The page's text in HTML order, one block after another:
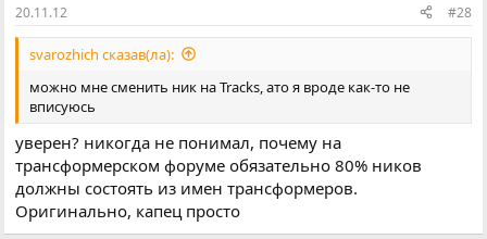
20.11.12 #28
svarozhich сказав(ла):
можно мне сменить ник на Tracks, ато я вроде как-то не
вписуюсь
уверен? никогда не понимал, почему на
трансформерском форуме обязательно 80% ников
должны состоять из имен трансформеров.
Оригинально, капец просто